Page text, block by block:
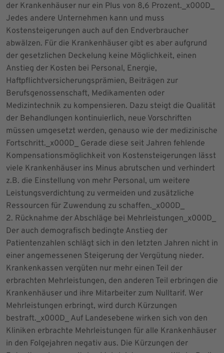
der Krankenhäuser nur ein Plus von 8,6 Prozent._x000D_
Jedes andere Unternehmen kann und muss
Kostensteigerungen auch auf den Endverbraucher
abwälzen. Für die Krankenhäuser gibt es aber aufgrund
der gesetzlichen Deckelung keine Möglichkeit, einen
Anstieg der Kosten bei Personal, Energie,
Haftpflichtversicherungsprämien, Beiträgen zur
Berufsgenossenschaft, Medikamenten oder
Medizintechnik zu kompensieren. Dazu steigt die Qualität
der Behandlungen kontinuierlich, neue Vorschriften
müssen umgesetzt werden, genauso wie der medizinische
Fortschritt._x000D_ Gerade diese seit Jahren fehlende
Kompensationsmöglichkeit von Kostensteigerungen lässt
viele Krankenhäuser ins Minus abrutschen und verhindert
z.B. die Einstellung von mehr Personal, um weitere
Leistungsverdichtung zu vermeiden und zusätzliche
Ressourcen für Zuwendung zu schaffen._x000D_
2. Rücknahme der Abschläge bei Mehrleistungen_x000D_
Der auch demografisch bedingte Anstieg der
Patientenzahlen schlägt sich in den letzten Jahren nicht in
einer angemessenen Steigerung der Vergütung nieder.
Krankenkassen vergüten nur mehr einen Teil der
erbrachten Mehrleistungen, den anderen Teil erbringen die
Krankenhäuser und ihre Mitarbeiter zum Nulltarif. Wer
Mehrleistungen erbringt, wird durch Kürzungen
bestraft._x000D_ Auf Landesebene wirken sich von den
Kliniken erbrachte Mehrleistungen für alle Krankenhäuser
in den Folgejahren negativ aus. Die Kürzungen der